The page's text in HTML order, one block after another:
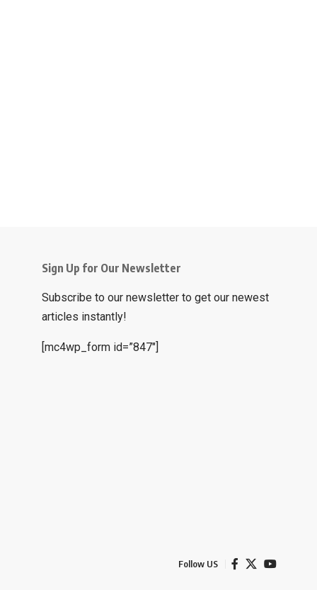
Sign Up for Our Newsletter
Subscribe to our newsletter to get our newest
articles instantly!
[mc4wp_form id=”847″]
Follow US